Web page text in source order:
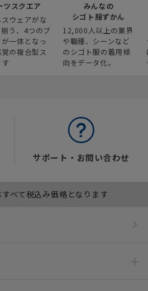
ツスクエア
スウェアがな
う、4つのブ
が一体となっ
の複合型ス
す
みんなの
シゴト服ずかん
12,000人以上の業界
や職種、シーンなど
のシゴト服の着用傾
向をデータ化。
サポート・お問い合わせ
べて税込み価格となります